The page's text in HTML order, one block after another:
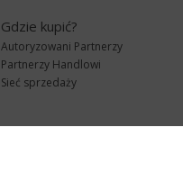
Gdzie kupić?
Autoryzowani Partnerzy
Partnerzy Handlowi
Sieć sprzedaży